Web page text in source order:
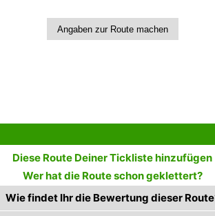
Diese Route Deiner Tickliste hinzufügen
Wer hat die Route schon geklettert?
Wie findet Ihr die Bewertung dieser